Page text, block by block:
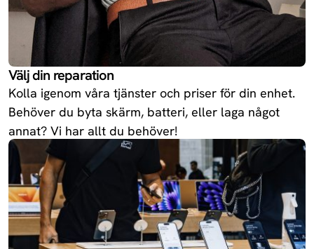
Välj din reparation
Kolla igenom våra tjänster och priser för din enhet.
Behöver du byta skärm, batteri, eller laga något
annat? Vi har allt du behöver!